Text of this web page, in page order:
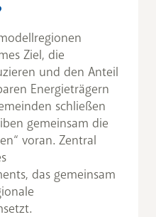
Ziel, die
und den Anteil
Energieträgern
schließen
gemeinsam die
voran. Zentral
das gemeinsam